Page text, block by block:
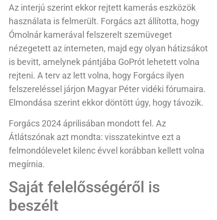
Az interjú szerint ekkor rejtett kamerás eszközök
használata is felmerült. Forgács azt állította, hogy
Ómolnár kamerával felszerelt szemüveget
nézegetett az interneten, majd egy olyan hátizsákot
is bevitt, amelynek pántjába GoPrót lehetett volna
rejteni. A terv az lett volna, hogy Forgács ilyen
felszereléssel járjon Magyar Péter vidéki fórumaira.
Elmondása szerint ekkor döntött úgy, hogy távozik.
Forgács 2024 áprilisában mondott fel. Az
Átlátszónak azt mondta: visszatekintve ezt a
felmondólevelet kilenc évvel korábban kellett volna
megírnia.
Saját felelősségéről is
beszélt